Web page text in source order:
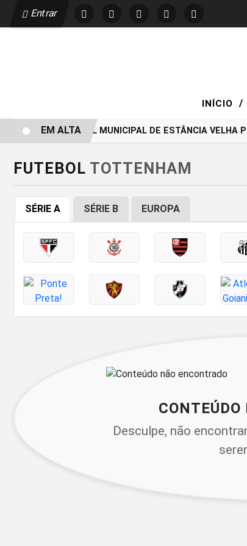
Entrar
INÍCIO /
GUARDA CIVIL MUNICIPAL DE ESTÂNCIA VELHA
EM ALTA
FUTEBOL TOTTENHAM
SÉRIE A SÉRIE B EUROPA
Desculpe, não